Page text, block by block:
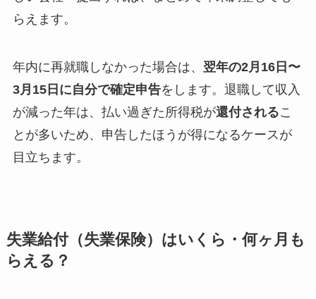
らえます。
年内に再就職しなかった場合は、 翌年の2月16日〜
3月15日に自分で確定申告をします。退職して収入
が減った年は、払い過ぎた所得税が還付されるこ
とが多いため、申告したほうが得になるケースが
目立ちます。
失業給付（失業保険）はいくら・何ヶ月も
らえる？